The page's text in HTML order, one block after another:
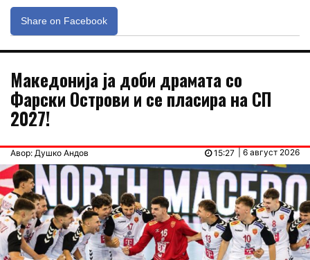
Share on Facebook
Македонија ја доби драмата со
Фарски Острови и се пласира на СП
2027!
Авор: Душко Андов | 6 август 2026
15:27